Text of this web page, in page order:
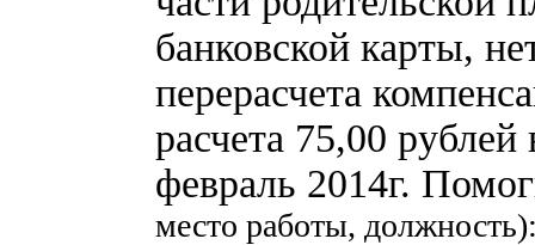
банковской карты,
перерасчета
расчета 75,00
февраль 2014г.
место работы,